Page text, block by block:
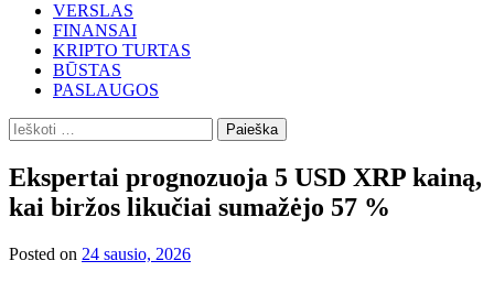
VERSLAS
FINANSAI
KRIPTO TURTAS
BŪSTAS
PASLAUGOS
Ieškoti:
Ekspertai prognozuoja 5 USD XRP kainą,
kai biržos likučiai sumažėjo 57 %
Posted on 24 sausio, 2026